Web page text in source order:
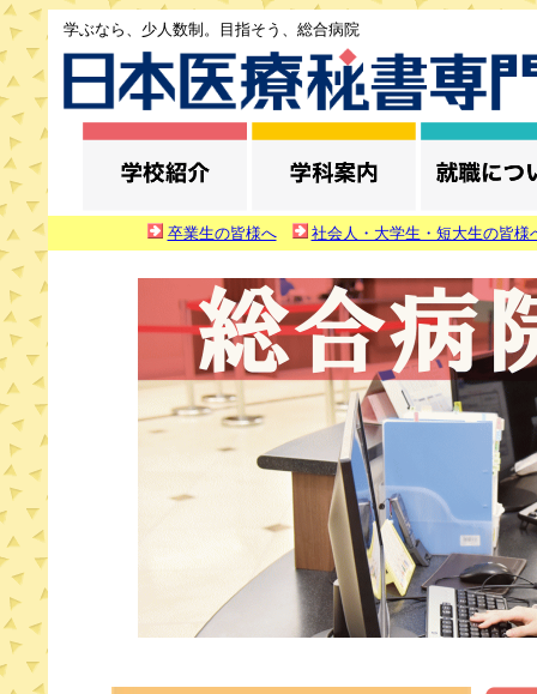
学ぶなら、少人数制。目指そう、総合病院
卒業生の皆様へ 社会人・大学生・短大生の皆様